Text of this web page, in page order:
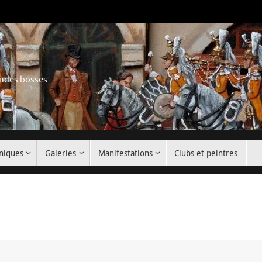
bosses
Galeries Manifestations Clubs et peintres